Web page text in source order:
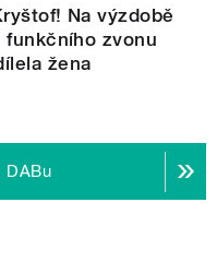
Na výzdobě
zvonu
žena
DABu